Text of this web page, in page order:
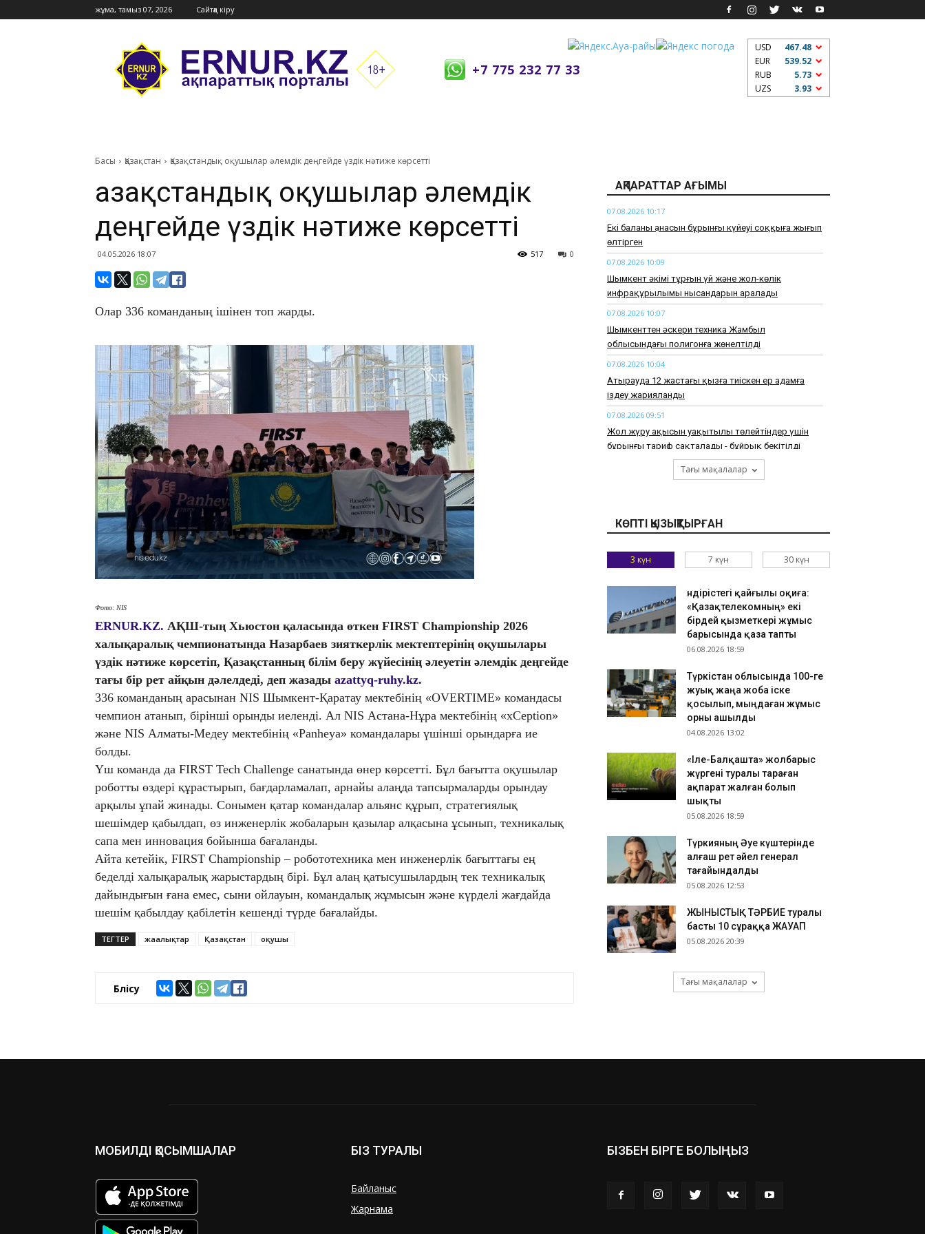
жұма, тамыз 07, 2026 Сайтқа кіру
Ernur
Press
+7 775 232 77 33
USD
467.48
EUR
539.52
RUB
5.73
UZS
3.93
Басы Қазақстан Қазақстандық оқушылар әлемдік деңгейде үздік нәтиже көрсетті
Қазақстандық оқушылар әлемдік
деңгейде үздік нәтиже көрсетті
04.05.2026 18:07 0
517
​Олар 336 команданың ішінен топ жарды.
Фото: NIS
ERNUR.KZ. АҚШ-тың Хьюстон қаласында өткен FIRST Championship 2026
халықаралық чемпионатында Назарбаев зияткерлік мектептерінің оқушылары
үздік нәтиже көрсетіп, Қазақстанның білім беру жүйесінің әлеуетін әлемдік деңгейде
тағы бір рет айқын дәлелдеді, деп жазады azattyq-ruhy.kz.
336 команданың арасынан NIS Шымкент-Қаратау мектебінің «OVERTIME» командасы
чемпион атанып, бірінші орынды иеленді. Ал NIS Астана-Нұра мектебінің «xCeption»
және NIS Алматы-Медеу мектебінің «Panheya» командалары үшінші орындарға ие
болды.
Үш команда да FIRST Tech Challenge санатында өнер көрсетті. Бұл бағытта оқушылар
роботты өздері құрастырып, бағдарламалап, арнайы алаңда тапсырмаларды орындау
арқылы ұпай жинады. Сонымен қатар командалар альянс құрып, стратегиялық
шешімдер қабылдап, өз инженерлік жобаларын қазылар алқасына ұсынып, техникалық
сапа мен инновация бойынша бағаланды.
Айта кетейік, FIRST Championship – робототехника мен инженерлік бағыттағы ең
беделді халықаралық жарыстардың бірі. Бұл алаң қатысушылардың тек техникалық
дайындығын ғана емес, сыни ойлауын, командалық жұмысын және күрделі жағдайда
шешім қабылдау қабілетін кешенді түрде бағалайды.
ТЕГТЕР жаңалықтар Қазақстан оқушы
Бөлісу
АҚПАРАТТАР АҒЫМЫ
07.08.2026 10:17
Екі баланың анасын бұрынғы күйеуі соққыға жығып
өлтірген
07.08.2026 10:09
Шымкент әкімі тұрғын үй және жол-көлік
инфрақұрылымы нысандарын аралады
07.08.2026 10:07
​Шымкенттен әскери техника Жамбыл
облысындағы полигонға жөнелтілді
07.08.2026 10:04
Атырауда 12 жастағы қызға тиіскен ер адамға
іздеу жарияланды
07.08.2026 09:51
Жол жүру ақысын уақытылы төлейтіндер үшін
бұрынғы тариф сақталады - бұйрық бекітілді
Шығыс Қазақстанда телемұнараға шыққан
07.08.2026 09:25
Солтүстік полюстегі ғылыми экспедицияға 22 елдің
07.08.2026 09:12
Ақмола облысында сумен жабдықтау және су
бұру жүйелерін жаңғыртуға қайтарылған активтер
қаражаты есебінен 1,4 млрд теңге бөлінді
06.08.2026 18:59
Өндірістегі қайғылы оқиға: «Қазақтелекомның» екі
06.08.2026 18:46
Енді үй жануарларының төлқұжаты eGov Mobile-да
қолжетімді
Тағы мақалалар
КӨПТІ ҚЫЗЫҚТЫРҒАН
3 күн 7 күн 30 күн
Өндірістегі қайғылы оқиға:
«Қазақтелекомның» екі
бірдей қызметкері жұмыс
барысында қаза тапты
06.08.2026 18:59
Түркістан облысында 100-ге
жуық жаңа жоба іске
қосылып, мыңдаған жұмыс
орны ашылды
04.08.2026 13:02
«Іле-Балқашта» жолбарыс
жүргені туралы тараған
ақпарат жалған болып
шықты
05.08.2026 18:59
Түркияның Әуе күштерінде
алғаш рет әйел генерал
тағайындалды
05.08.2026 12:53
ЖЫНЫСТЫҚ ТӘРБИЕ туралы
басты 10 сұраққа ЖАУАП
05.08.2026 20:39
Тағы мақалалар
МОБИЛДІ ҚОСЫМШАЛАР БІЗ ТУРАЛЫ
Байланыс
Жарнама
БІЗБЕН БІРГЕ БОЛЫҢЫЗ